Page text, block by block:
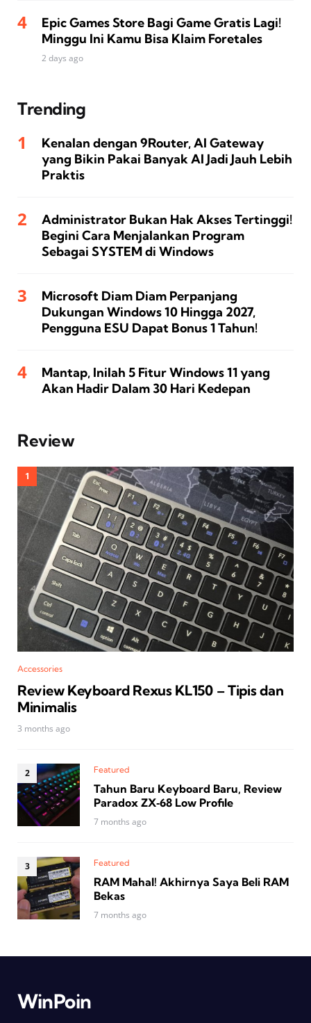
Epic Games Store Bagi Game Gratis Lagi!
Minggu Ini Kamu Bisa Klaim Foretales
2 days ago
Trending
Kenalan dengan 9Router, AI Gateway
yang Bikin Pakai Banyak AI Jadi Jauh Lebih
Praktis
Administrator Bukan Hak Akses Tertinggi!
Begini Cara Menjalankan Program
Sebagai SYSTEM di Windows
Microsoft Diam Diam Perpanjang
Dukungan Windows 10 Hingga 2027,
Pengguna ESU Dapat Bonus 1 Tahun!
Mantap, Inilah 5 Fitur Windows 11 yang
Akan Hadir Dalam 30 Hari Kedepan
Review
Accessories
Review Keyboard Rexus KL150 – Tipis dan
Minimalis
3 months ago
Featured
Tahun Baru Keyboard Baru, Review
Paradox ZX‑68 Low Profile
7 months ago
Featured
RAM Mahal! Akhirnya Saya Beli RAM
Bekas
7 months ago
WinPoin